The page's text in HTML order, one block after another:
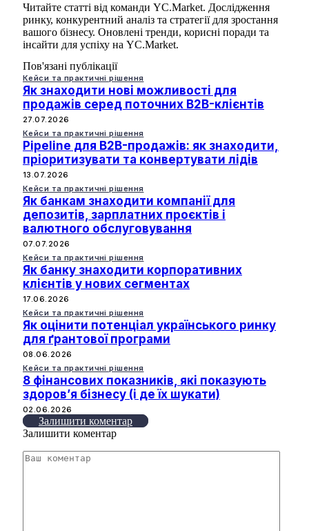
Читайте статті від команди YC.Market. Дослідження
ринку, конкурентний аналіз та стратегії для зростання
вашого бізнесу. Оновлені тренди, корисні поради та
інсайти для успіху на YC.Market.
Пов'язані публікації
Кейси та практичні рішення
Як знаходити нові можливості для
продажів серед поточних B2B-клієнтів
27.07.2026
Кейси та практичні рішення
Pipeline для B2B-продажів: як знаходити,
пріоритизувати та конвертувати лідів
13.07.2026
Кейси та практичні рішення
Як банкам знаходити компанії для
депозитів, зарплатних проєктів і
валютного обслуговування
07.07.2026
Кейси та практичні рішення
Як банку знаходити корпоративних
клієнтів у нових сегментах
17.06.2026
Кейси та практичні рішення
Як оцінити потенціал українського ринку
для ґрантової програми
08.06.2026
Кейси та практичні рішення
8 фінансових показників, які показують
здоров’я бізнесу (і де їх шукати)
02.06.2026
Залишити коментар
Залишити коментар